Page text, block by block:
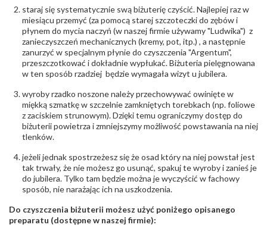
staraj się systematycznie swą biżuterię czyścić. Najlepiej raz w
miesiącu przemyć (za pomocą starej szczoteczki do zębów i
płynem do mycia naczyń (w naszej firmie używamy "Ludwika") z
zanieczyszczeń mechanicznych (kremy, pot, itp.) , a następnie
zanurzyć w specjalnym płynie do czyszczenia "Argentum",
przeszczotkować i dokładnie wypłukać. Biżuteria pielęgnowana
w ten sposób rzadziej będzie wymagała wizyt u jubilera.
wyroby rzadko noszone należy przechowywać owinięte w
miękką szmatkę w szczelnie zamkniętych torebkach (np. foliowe
z zaciskiem strunowym). Dzięki temu ograniczymy dostęp do
biżuterii powietrza i zmniejszymy możliwość powstawania na niej
tlenków.
jeżeli jednak spostrzeżesz się że osad który na niej powstał jest
tak trwały, że nie możesz go usunąć, spakuj te wyroby i zanieś je
do jubilera. Tylko tam będzie można je wyczyścić w fachowy
sposób, nie narażając ich na uszkodzenia.
Do czyszczenia biżuterii możesz użyć poniżego opisanego
preparatu (dostępne w naszej firmie):